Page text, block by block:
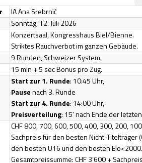
IA Ana Srebrnič
Sonntag, 12. Juli 2026
Konzertsaal, Kongresshaus Biel/Bienne.
Striktes Rauchverbot im ganzen Gebäude.
9 Runden, Schweizer System.
15 min + 5 sec Bonus pro Zug.
Start zur 1. Runde: 10:45 Uhr,
Pausenach 3. Runde
Start zur 4. Runde: 14:00 Uhr,
Preisverteilung: 15' nach Ende der
CHF 800, 700, 600, 500, 400, 300, 200,
Sachpreis für den besten Nicht-Titelträger
den besten U16 und den besten Elo<2000.
Gesamtpreissumme: CHF 3’600 +